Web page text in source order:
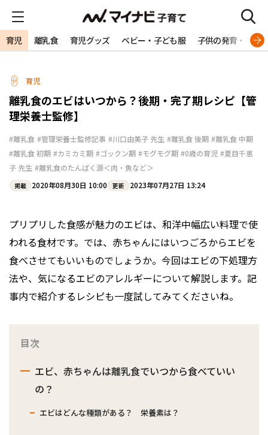
育児 離乳食 育児グッズ ベビー・子ども服 子供の発育・発達
育児
離乳食のエビはいつから？後期・完了期レシピ【管
理栄養士監修】
#離乳食 #管理栄養士監修記事 #川口由美子 先生 #離乳食 後期 #離乳食 中期
#離乳食 初期 #カミカミ期 #ゴックン期 #モグモグ期 #0歳の育児 #夏目千恵
子 先生 #離乳食のたんぱく源＜肉・魚など＞
掲載 2020年08月30日 10:00 更新 2023年07月27日 13:24
プリプリした食感が魅力のエビは、和洋中幅広い料理で使
われる食材です。では、赤ちゃんにはいつごろからエビを
食べさせてもいいものでしょうか。今回はエビの下処理方
法や、気になるエビのアレルギーについて解説します。記
事内で紹介するレシピも一度試してみてくださいね。
目次
エビ、赤ちゃんは離乳食でいつから食べていい
の？
エビはどんな種類がある？ 栄養素は？